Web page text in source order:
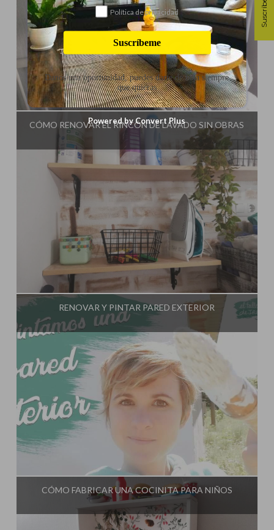
Influencer:El Taller de Ire
CÓMO RENOVAR EL RINCÓN DE LAVADO SIN OBRAS
Influencer: El Taller de Ire
RENOVAR Y PINTAR PARED EXTERIOR
El Taller de Ire
CÓMO FABRICAR UNA COCINITA PARA NIÑOS
Suscríbete
Política de privacidad
Suscríbeme
Danos una oportunidad, puedes darte de baja siempre
que quieras
Powered by Convert Plus